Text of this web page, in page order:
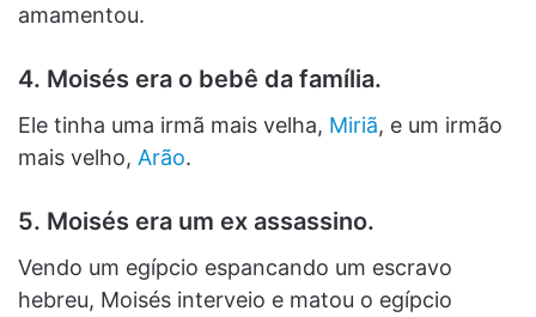
amamentou.
4. Moisés era o bebê da família.
Ele tinha uma irmã mais velha, Miriã, e um irmão
mais velho, Arão.
5. Moisés era um ex assassino.
Vendo um egípcio espancando um escravo
hebreu, Moisés interveio e matou o egípcio